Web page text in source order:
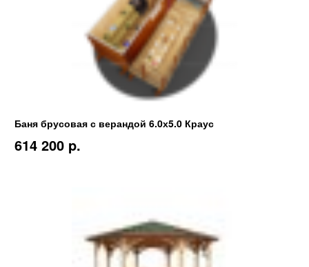
Баня брусовая с верандой 6.0х5.0 Краус
614 200 p.